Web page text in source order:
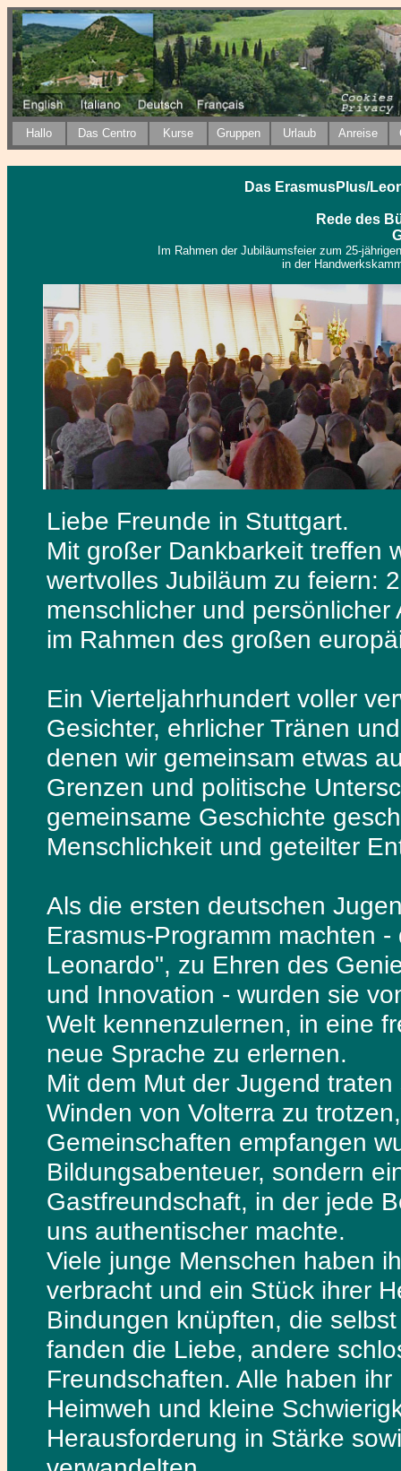
Hallo Das Centro Kurse Gruppen Urlaub Anreise
Das ErasmusPlus/
Rede des
Im Rahmen der Jubiläumsfeier zum 25-
in der
Liebe Freunde in Stuttgart.
Mit großer Dankbarkeit treffen
wertvolles Jubiläum zu feiern:
menschlicher und
im Rahmen des großen
Ein Vierteljahrhundert voller
Gesichter, ehrlicher Tränen
denen wir gemeinsam etwas
Grenzen und politische
gemeinsame Geschichte
Menschlichkeit und geteilter
Als die ersten deutschen
Erasmus-Programm machten
Leonardo", zu Ehren des
und Innovation - wurden sie
Welt kennenzulernen, in eine
neue Sprache zu erlernen.
Mit dem Mut der Jugend
Winden von Volterra zu
Gemeinschaften empfangen
Bildungsabenteuer, sondern
Gastfreundschaft, in der jede
uns authentischer machte.
Viele junge Menschen haben
verbracht und ein Stück ihrer
Bindungen knüpften, die
fanden die Liebe, andere
Freundschaften. Alle haben
Heimweh und kleine
Herausforderung in Stärke